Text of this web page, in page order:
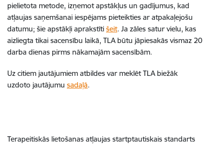
pielietota metode, izņemot apstākļus un gadījumus, kad
atļaujas saņemšanai iespējams pieteikties ar atpakaļejošu
datumu; šie apstākļi aprakstīti šeit. Ja zāles satur vielu, kas
aizliegta tikai sacensību laikā, TLA būtu jāpiesakās vismaz 20
darba dienas pirms nākamajām sacensībām.
Uz citiem jautājumiem atbildes var meklēt TLA biežāk
uzdoto jautājumu sadaļā.
Terapeitiskās lietošanas atļaujas startptautiskais standarts